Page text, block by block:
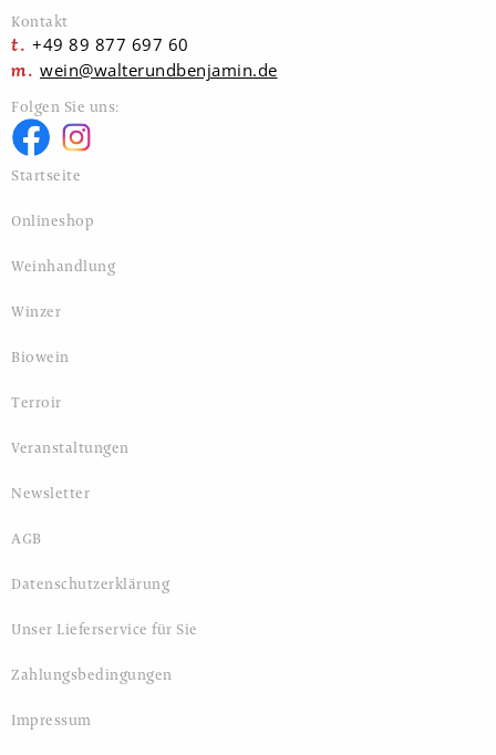
Kontakt
+49 89 877 697 60
wein@walterundbenjamin.de
Folgen Sie uns:
Startseite
Onlineshop
Weinhandlung
Winzer
Biowein
Terroir
Veranstaltungen
Newsletter
AGB
Datenschutzerklärung
Unser Lieferservice für Sie
Zahlungsbedingungen
Impressum